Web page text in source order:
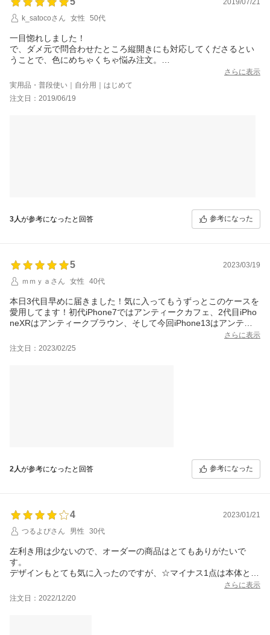
k_satocoさん
女性 50代
一目惚れしました！
で、ダメ元で問合わせたところ縦開きにも対応してくださるとい
うことで、色にめちゃくちゃ悩み注文。
今はまだ革がかたくて使いづらい面もあるのですが使えば使うほ
ど味が出る素材ですから、今後が楽しみです。
今時、スマホ本体も高いですから…長く愛用したいと思います。
さらに表示
実用品・普段使い｜自分用｜はじめて
注文日：2019/06/19
3人が参考になったと回答 参考になった
5
2023/03/19
ｍｍｙａさん
女性 40代
本日3代目早めに届きました！気に入ってもうずっとこのケースを
愛用してます！初代iPhone7ではアンティークカフェ、2代目iPho
neXRはアンティークブラウン、そして今回iPhone13はアンティ
ークカフェに！初代のアンティークカフェは最初はもっと茶色寄
りの色味だったけど今回の色は結構白い感じでした。馴染んでい
くと色も変わっていくのでそれも楽しみです！
さらに表示
注文日：2023/02/25
2人が参考になったと回答 参考になった
4
2023/01/21
つるよぴさん
男性 30代
左利き用は少ないので、オーダーの商品はとてもありがたいで
す。
デザインもとても気に入ったのですが、☆マイナス1点は本体と中
レンズ保護用のレンズを貼っていますが、当たるぐらいズレて
る。。。
さらに表示
注文日：2022/12/20